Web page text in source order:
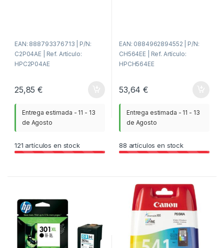
EAN: 888793376713 | P/N:
C2P04AE | Ref. Artículo:
HPC2P04AE
25,85€
Entrega estimada - 11 - 13
de Agosto
121 artículos en stock
EAN: 0884962894552 | P/N:
CH564EE | Ref. Artículo:
HPCH564EE
53,64€
Entrega estimada - 11 - 13
de Agosto
88 artículos en stock